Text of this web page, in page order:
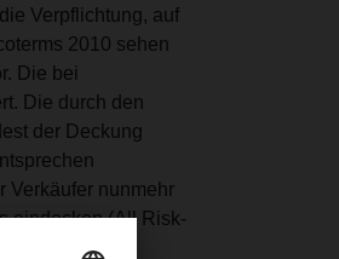
Verpflichtung, auf
2010 sehen
Die bei
Die durch den
der Deckung
Verkäufer nunmehr
eindecken (All Risk-
es den